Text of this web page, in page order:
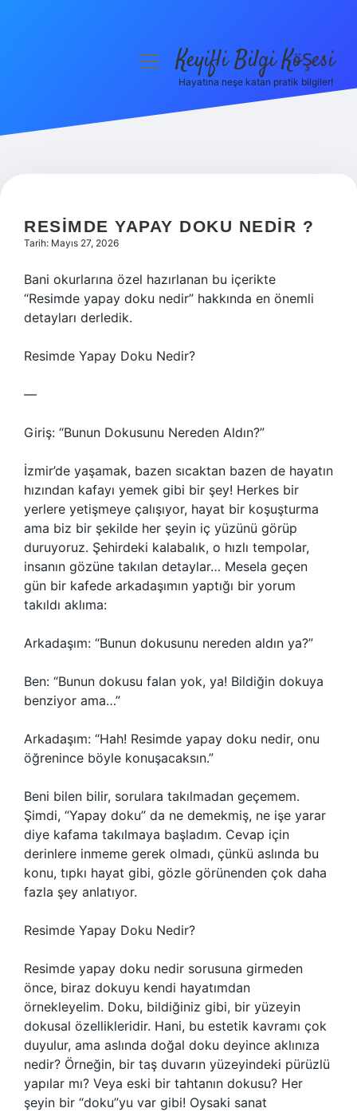
Hakkımızda
menüyüKeyifli Bilgi Köşesi
Hayatına neşe katan pratik bilgiler!
RESIMDE YAPAY DOKU NEDIR ?
Tarih: Mayıs 27, 2026
Bani okurlarına özel hazırlanan bu içerikte
“Resimde yapay doku nedir” hakkında en önemli
detayları derledik.
Resimde Yapay Doku Nedir?
—
Giriş: “Bunun Dokusunu Nereden Aldın?”
İzmir’de yaşamak, bazen sıcaktan bazen de hayatın
hızından kafayı yemek gibi bir şey! Herkes bir
yerlere yetişmeye çalışıyor, hayat bir koşuşturma
ama biz bir şekilde her şeyin iç yüzünü görüp
duruyoruz. Şehirdeki kalabalık, o hızlı tempolar,
insanın gözüne takılan detaylar… Mesela geçen
gün bir kafede arkadaşımın yaptığı bir yorum
takıldı aklıma:
Arkadaşım: “Bunun dokusunu nereden aldın ya?”
Ben: “Bunun dokusu falan yok, ya! Bildiğin dokuya
benziyor ama…”
Arkadaşım: “Hah! Resimde yapay doku nedir, onu
öğrenince böyle konuşacaksın.”
Beni bilen bilir, sorulara takılmadan geçemem.
Şimdi, “Yapay doku” da ne demekmiş, ne işe yarar
diye kafama takılmaya başladım. Cevap için
derinlere inmeme gerek olmadı, çünkü aslında bu
konu, tıpkı hayat gibi, gözle görünenden çok daha
fazla şey anlatıyor.
Resimde Yapay Doku Nedir?
Resimde yapay doku nedir sorusuna girmeden
önce, biraz dokuyu kendi hayatımdan
örnekleyelim. Doku, bildiğiniz gibi, bir yüzeyin
dokusal özellikleridir. Hani, bu estetik kavramı çok
duyulur, ama aslında doğal doku deyince aklınıza
nedir? Örneğin, bir taş duvarın yüzeyindeki pürüzlü
yapılar mı? Veya eski bir tahtanın dokusu? Her
şeyin bir “doku”yu var gibi! Oysaki sanat